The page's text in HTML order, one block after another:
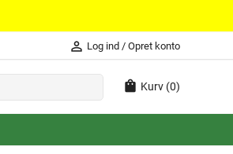
person_outline Log ind / Opret konto
shopping_bag Kurv (0)